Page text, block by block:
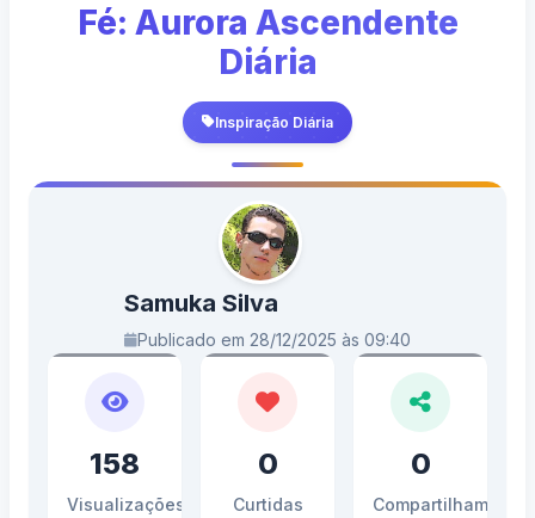
Fé: Aurora Ascendente
Diária
Inspiração Diária
Samuka Silva
Publicado em 28/12/2025 às 09:40
158
Visualizações
0
Curtidas
0
Compartilhamentos